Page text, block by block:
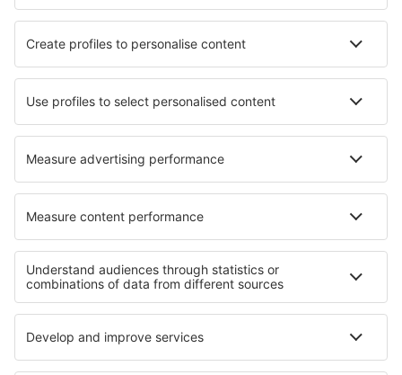
Hotels in Perfugas Hotels in Navojoa
Hotels in Premanon Hotels in Škvorec
Hotels in Muzaffarnagar Hotels in Himmelried
Die besten Hotels - Regionen
Hotels auf Rügen Hotels in Oberstdorf
Hotels in Saxony-Anhalt Hotels im Harz
Hotels in der Sächsischen Schweiz Hotels in Indian Ocean
Hotels in West Grand Bahama